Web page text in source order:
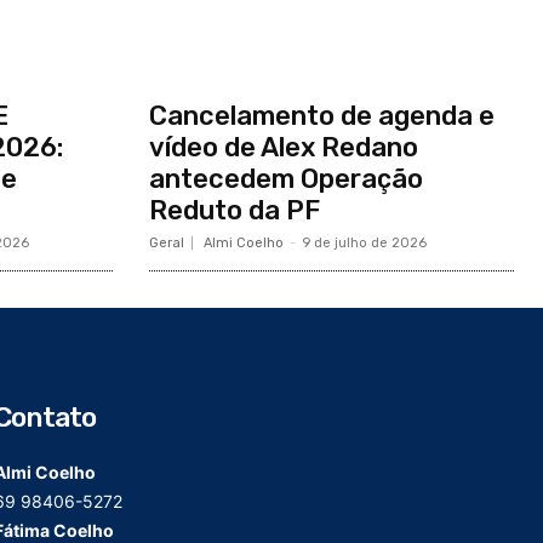
Cancelamento de agenda e
vídeo de Alex Redano
antecedem Operação
Reduto da PF
Geral Almi Coelho - 9 de julho de 2026
Coelho
98406-5272
Coelho